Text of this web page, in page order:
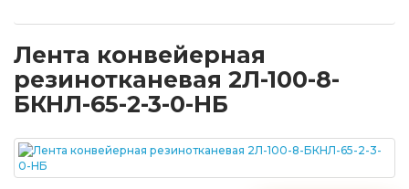
Лента конвейерная
резинотканевая 2Л-100-8-
БКНЛ-65-2-3-0-НБ